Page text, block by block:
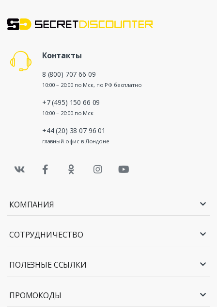
Контакты
8 (800) 707 66 09
10:00 – 20:00 по Мск, по РФ бесплатно
+7 (495) 150 66 09
10:00 – 20:00 по Мск
+44 (20) 38 07 96 01
главный офис в Лондоне
КОМПАНИЯ
СОТРУДНИЧЕСТВО
ПОЛЕЗНЫЕ ССЫЛКИ
ПРОМОКОДЫ